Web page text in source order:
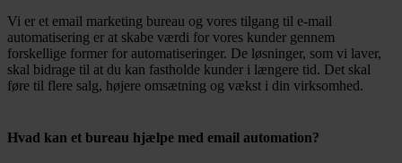
Vi er et email marketing bureau og vores tilgang til e-mail
automatisering er at skabe værdi for vores kunder gennem
forskellige former for automatiseringer. De løsninger, som vi laver,
skal bidrage til at du kan fastholde kunder i længere tid. Det skal
føre til flere salg, højere omsætning og vækst i din virksomhed.
Hvad kan et bureau hjælpe med email automation?